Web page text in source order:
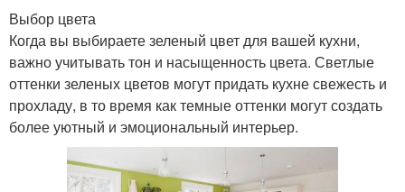
Выбор цвета
Когда вы выбираете зеленый цвет для вашей кухни,
важно учитывать тон и насыщенность цвета. Светлые
оттенки зеленых цветов могут придать кухне свежесть и
прохладу, в то время как темные оттенки могут создать
более уютный и эмоциональный интерьер.